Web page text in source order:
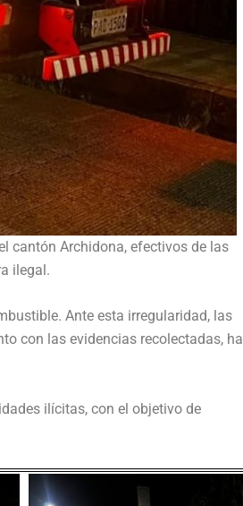
cantón Archidona, efectivos de las
ilegal.
Ante esta irregularidad, las
con las evidencias recolectadas, ha
ilícitas, con el objetivo de